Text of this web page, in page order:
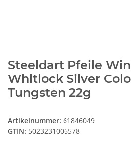
Steeldart Pfeile
Whitlock Silver
Tungsten 22g
Artikelnummer: 61846049
GTIN: 5023231006578